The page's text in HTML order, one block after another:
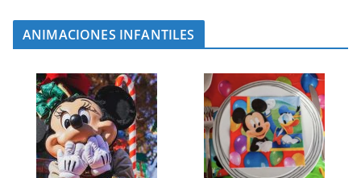
ANIMACIONES INFANTILES